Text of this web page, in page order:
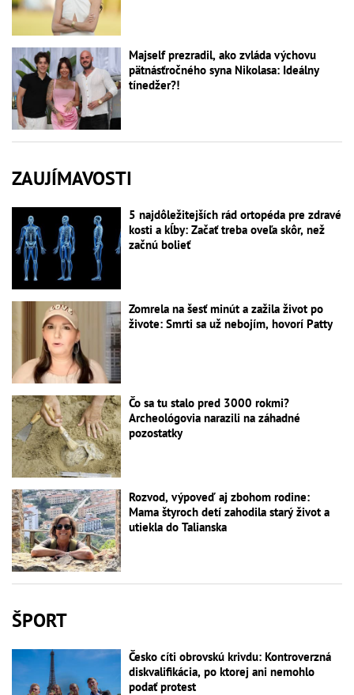
Majself prezradil, ako zvláda výchovu
pätnásťročného syna Nikolasa: Ideálny
tínedžer?!
ZAUJÍMAVOSTI
5 najdôležitejších rád ortopéda pre zdravé
kosti a kĺby: Začať treba oveľa skôr, než
začnú bolieť
Zomrela na šesť minút a zažila život po
živote: Smrti sa už nebojím, hovorí Patty
Čo sa tu stalo pred 3000 rokmi?
Archeológovia narazili na záhadné
pozostatky
Rozvod, výpoveď aj zbohom rodine:
Mama štyroch detí zahodila starý život a
utiekla do Talianska
ŠPORT
Česko cíti obrovskú krivdu: Kontroverzná
diskvalifikácia, po ktorej ani nemohlo
podať protest